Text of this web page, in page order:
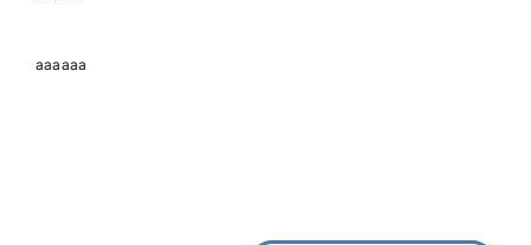
aaaaaa